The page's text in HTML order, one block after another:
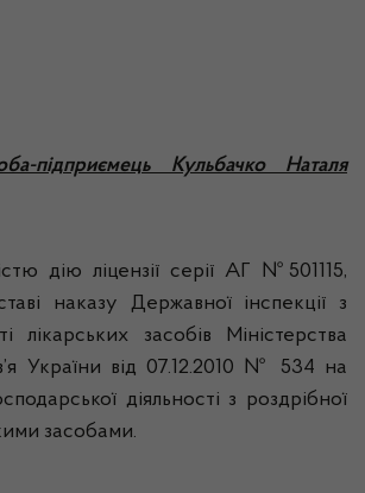
підприємець Кульбачко Наталя
дію ліцензії серії АГ №501115,
наказу Державної інспекції з
лікарських засобів Міністерства
України від 07.12.2010 № 534 на
діяльності з роздрібної
засобами.